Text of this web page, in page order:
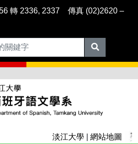
轉 2336, 2337 傳真 (02)2620 –
淡江大學 網站地圖